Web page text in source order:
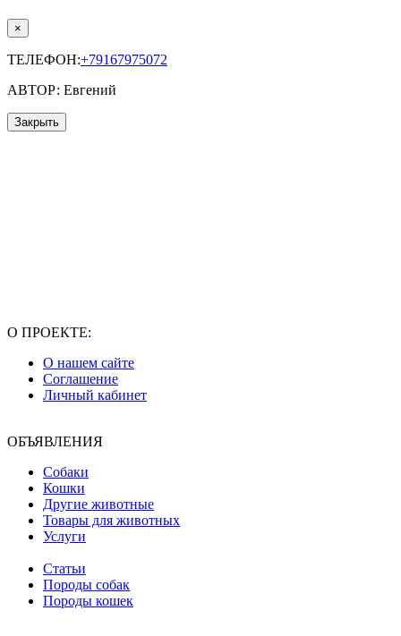
×
ТЕЛЕФОН:+79167975072
АВТОР: Евгений
Закрыть
О ПРОЕКТЕ:
О нашем сайте
Соглашение
Личный кабинет
ОБЪЯВЛЕНИЯ
Собаки
Кошки
Другие животные
Товары для животных
Услуги
Статьи
Породы собак
Породы кошек